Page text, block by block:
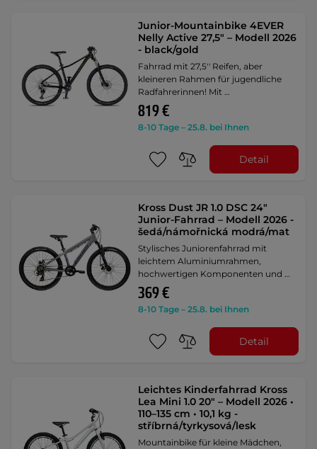
Junior-Mountainbike 4EVER
Nelly Active 27,5" – Modell 2026
- black/gold
Fahrrad mit 27,5'' Reifen, aber
kleineren Rahmen für jugendliche
Radfahrerinnen! Mit …
819 €
8-10 Tage – 25.8. bei Ihnen
Detail
Kross Dust JR 1.0 DSC 24"
Junior-Fahrrad – Modell 2026 -
šedá/námořnická modrá/mat
Stylisches Juniorenfahrrad mit
leichtem Aluminiumrahmen,
hochwertigen Komponenten und …
369 €
8-10 Tage – 25.8. bei Ihnen
Detail
Leichtes Kinderfahrrad Kross
Lea Mini 1.0 20" – Modell 2026 •
110–135 cm • 10,1 kg -
stříbrná/tyrkysová/lesk
Mountainbike für kleine Mädchen,